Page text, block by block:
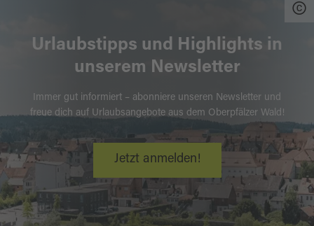
Urlaubstipps und Highlights in
unserem Newsletter
Immer gut informiert – abonniere unseren Newsletter und
freue dich auf Urlaubsangebote aus dem Oberpfälzer Wald!
Jetzt anmelden!